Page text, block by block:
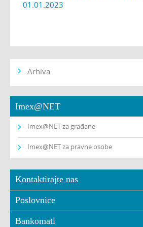
01.01.2023
Arhiva
Imex@NET
Imex@NET za građane
Imex@NET za pravne osobe
Kontaktirajte nas
Poslovnice
Bankomati